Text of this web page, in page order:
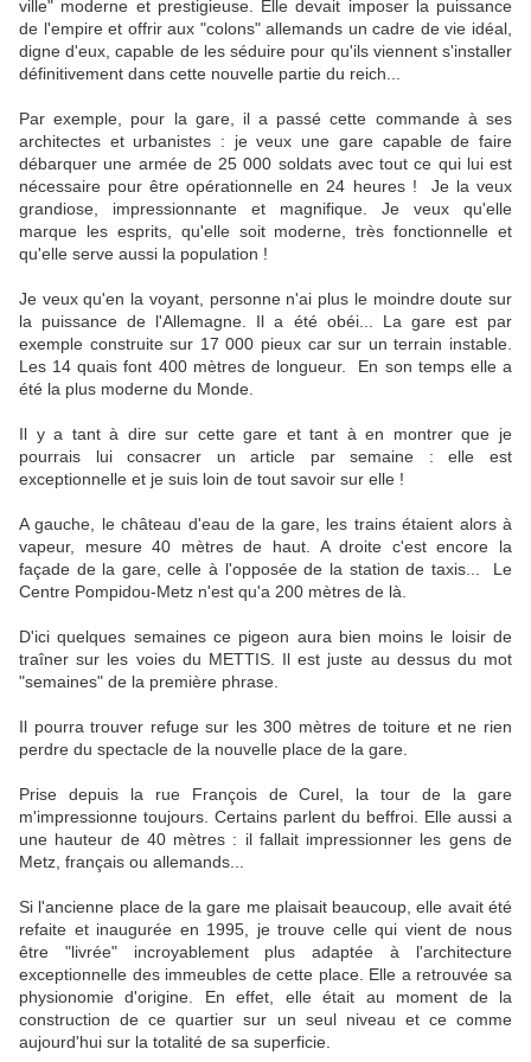
ville" moderne et prestigieuse. Elle devait imposer la puissance
de l'empire et offrir aux "colons" allemands un cadre de vie idéal,
digne d'eux, capable de les séduire pour qu'ils viennent s'installer
définitivement dans cette nouvelle partie du reich...
Par exemple, pour la gare, il a passé cette commande à ses
architectes et urbanistes : je veux une gare capable de faire
débarquer une armée de 25 000 soldats avec tout ce qui lui est
nécessaire pour être opérationnelle en 24 heures ! Je la veux
grandiose, impressionnante et magnifique. Je veux qu'elle
marque les esprits, qu'elle soit moderne, très fonctionnelle et
qu'elle serve aussi la population !
Je veux qu'en la voyant, personne n'ai plus le moindre doute sur
la puissance de l'Allemagne. Il a été obéi... La gare est par
exemple construite sur 17 000 pieux car sur un terrain instable.
Les 14 quais font 400 mètres de longueur. En son temps elle a
été la plus moderne du Monde.
Il y a tant à dire sur cette gare et tant à en montrer que je
pourrais lui consacrer un article par semaine : elle est
exceptionnelle et je suis loin de tout savoir sur elle !
A gauche, le château d'eau de la gare, les trains étaient alors à
vapeur, mesure 40 mètres de haut. A droite c'est encore la
façade de la gare, celle à l'opposée de la station de taxis... Le
Centre Pompidou-Metz n'est qu'a 200 mètres de là.
D'ici quelques semaines ce pigeon aura bien moins le loisir de
traîner sur les voies du METTIS. Il est juste au dessus du mot
"semaines" de la première phrase.
Il pourra trouver refuge sur les 300 mètres de toiture et ne rien
perdre du spectacle de la nouvelle place de la gare.
Prise depuis la rue François de Curel, la tour de la gare
m'impressionne toujours. Certains parlent du beffroi. Elle aussi a
une hauteur de 40 mètres : il fallait impressionner les gens de
Metz, français ou allemands...
Si l'ancienne place de la gare me plaisait beaucoup, elle avait été
refaite et inaugurée en 1995, je trouve celle qui vient de nous
être "livrée" incroyablement plus adaptée à l'architecture
exceptionnelle des immeubles de cette place. Elle a retrouvée sa
physionomie d'origine. En effet, elle était au moment de la
construction de ce quartier sur un seul niveau et ce comme
aujourd'hui sur la totalité de sa superficie.